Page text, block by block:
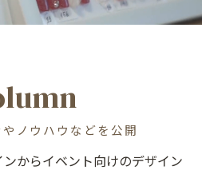
ノウハウなどを公開
からイベント向けのデザイン